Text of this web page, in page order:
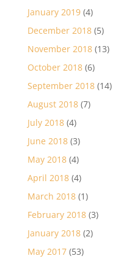
January 2019(4)
December 2018(5)
November 2018(13)
October 2018(6)
September 2018(14)
August 2018(7)
July 2018(4)
June 2018(3)
May 2018(4)
April 2018(4)
March 2018(1)
February 2018(3)
January 2018(2)
May 2017(53)